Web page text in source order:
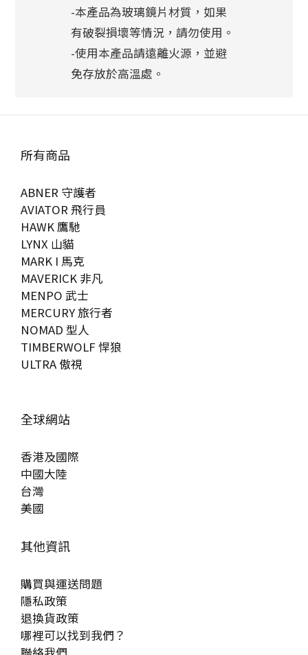
-本產品為玻璃鏡片材質，如果
有破裂損壞等情況，請勿使用。
-使用本產品請遠離火源，並避
免存放於高溫處。
所有商品
ABNER 守護者
AVIATOR 飛行員
HAWK 鷹馳
LYNX 山貓
MARK I 馬克
MAVERICK 非凡
MENPO 武士
MERCURY 旅行者
NOMAD 型人
TIMBERWOLF 悍狼
ULTRA 傲視
全球網站
香港及國際
中國大陸
台灣
美國
其他資訊
購買與運送問題
隱私政策
退換貨政策
哪裡可以找到我們？